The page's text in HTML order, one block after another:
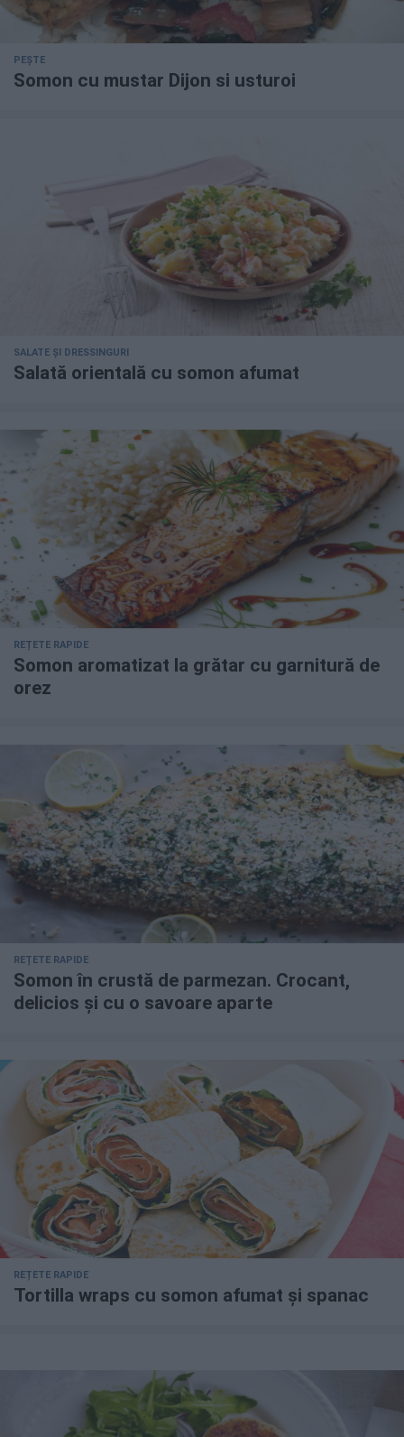
PEȘTE
Somon cu mustar Dijon si usturoi
SALATE ȘI DRESSINGURI
Salată orientală cu somon afumat
REȚETE RAPIDE
Somon aromatizat la grătar cu garnitură de
orez
REȚETE RAPIDE
Somon în crustă de parmezan. Crocant,
delicios și cu o savoare aparte
REȚETE RAPIDE
Tortilla wraps cu somon afumat și spanac